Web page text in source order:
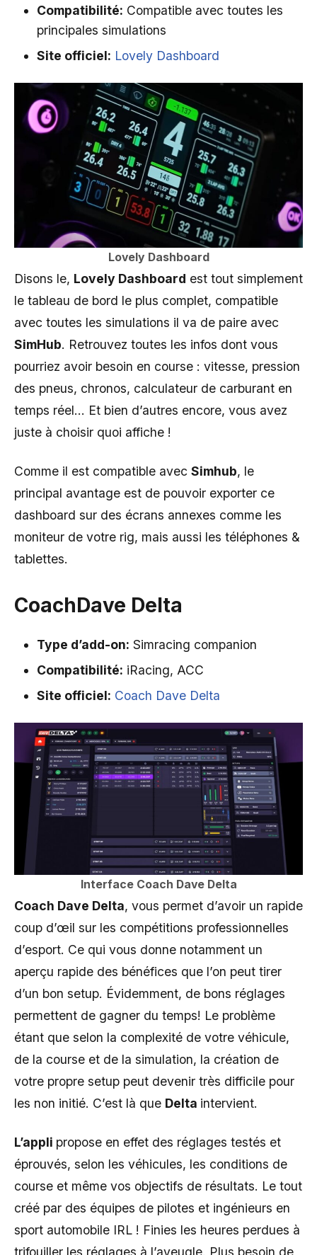
Compatibilité: Compatible avec toutes les
principales simulations
Site officiel: Lovely Dashboard
Lovely Dashboard
Disons le, Lovely Dashboard est tout simplement
le tableau de bord le plus complet, compatible
avec toutes les simulations il va de paire avec
SimHub. Retrouvez toutes les infos dont vous
pourriez avoir besoin en course : vitesse, pression
des pneus, chronos, calculateur de carburant en
temps réel… Et bien d’autres encore, vous avez
juste à choisir quoi affiche !
Comme il est compatible avec Simhub, le
principal avantage est de pouvoir exporter ce
dashboard sur des écrans annexes comme les
moniteur de votre rig, mais aussi les téléphones &
tablettes.
CoachDave Delta
Type d’add-on: Simracing companion
Compatibilité: iRacing, ACC
Site officiel: Coach Dave Delta
Interface Coach Dave Delta
Coach Dave Delta, vous permet d’avoir un rapide
coup d’œil sur les compétitions professionnelles
d’esport. Ce qui vous donne notamment un
aperçu rapide des bénéfices que l’on peut tirer
d’un bon setup. Évidemment, de bons réglages
permettent de gagner du temps! Le problème
étant que selon la complexité de votre véhicule,
de la course et de la simulation, la création de
votre propre setup peut devenir très difficile pour
les non initié. C’est là que Delta intervient.
L’appli propose en effet des réglages testés et
éprouvés, selon les véhicules, les conditions de
course et même vos objectifs de résultats. Le tout
créé par des équipes de pilotes et ingénieurs en
sport automobile IRL ! Finies les heures perdues à
trifouiller les réglages à l’aveugle. Plus besoin de